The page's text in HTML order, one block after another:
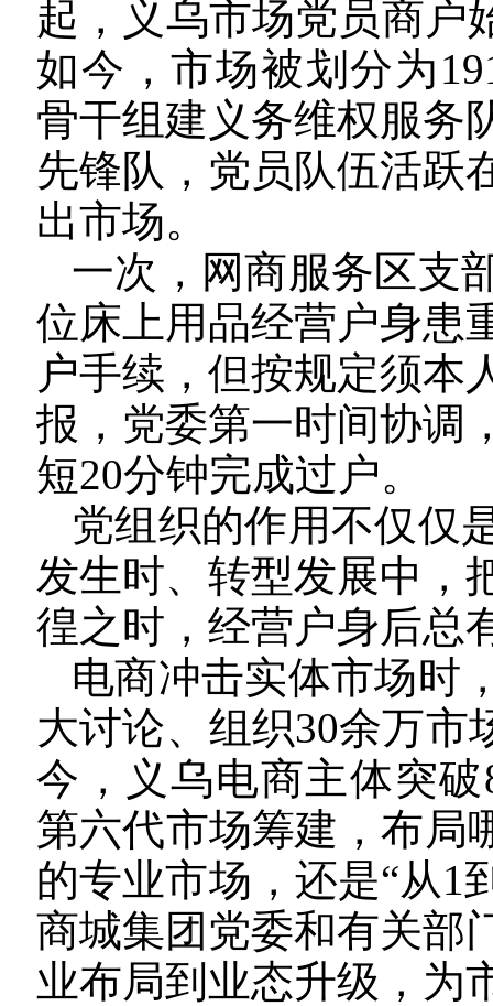
起，义乌市场党员商户
如今，市场被划分为
骨干组建义务维权服务
先锋队，党员队伍活跃
出市场。
一次，网商服务区支
位床上用品经营户身患
户手续，但按规定须本
报，党委第一时间协调
短20分钟完成过户。
党组织的作用不仅仅
发生时、转型发展中，
徨之时，经营户身后总
电商冲击实体市场时
大讨论、组织30余万市
今，义乌电商主体突
第六代市场筹建，布局
的专业市场，还是“从1
商城集团党委和有关部
业布局到业态升级，为